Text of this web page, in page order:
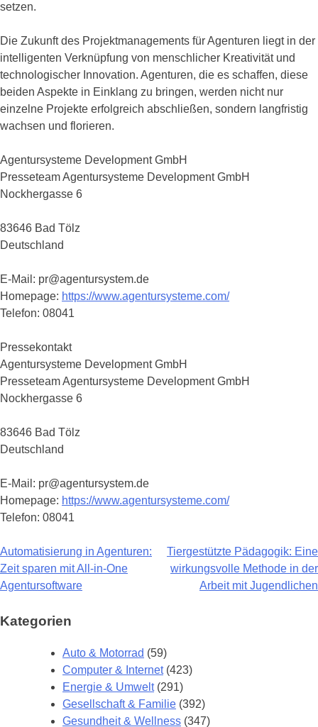
setzen.
Die Zukunft des Projektmanagements für Agenturen liegt in der
intelligenten Verknüpfung von menschlicher Kreativität und
technologischer Innovation. Agenturen, die es schaffen, diese
beiden Aspekte in Einklang zu bringen, werden nicht nur
einzelne Projekte erfolgreich abschließen, sondern langfristig
wachsen und florieren.
Agentursysteme Development GmbH
Presseteam Agentursysteme Development GmbH
Nockhergasse 6
83646 Bad Tölz
Deutschland
E-Mail: pr@agentursystem.de
Homepage: https://www.agentursysteme.com/
Telefon: 08041
Pressekontakt
Agentursysteme Development GmbH
Presseteam Agentursysteme Development GmbH
Nockhergasse 6
83646 Bad Tölz
Deutschland
E-Mail: pr@agentursystem.de
Homepage: https://www.agentursysteme.com/
Telefon: 08041
Beitragsnavigation
Automatisierung in Agenturen:
Zeit sparen mit All-in-One
Agentursoftware
Tiergestützte Pädagogik: Eine
wirkungsvolle Methode in der
Arbeit mit Jugendlichen
Kategorien
Auto & Motorrad (59)
Computer & Internet(423)
Energie & Umwelt(291)
Gesellschaft & Familie (392)
Gesundheit & Wellness (347)